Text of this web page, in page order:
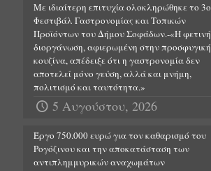
Με ιδιαίτερη επιτυχία ολοκληρώθηκε το 3ο
Φεστιβάλ Γαστρονομίας και Τοπικών
Προϊόντων του Δήμου Σοφάδων.-«Η φετινή
διοργάνωση, αφιερωμένη στην προσφυγική
κουζίνα, απέδειξε ότι η γαστρονομία δεν
αποτελεί μόνο γεύση, αλλά και μνήμη,
πολιτισμό και ταυτότητα.»
5 Αυγούστου, 2026
Έργο 750.000 ευρώ για τον καθαρισμό του
Ρογόζινου και την αποκατάσταση των
αντιπλημμυρικών αναχωμάτων